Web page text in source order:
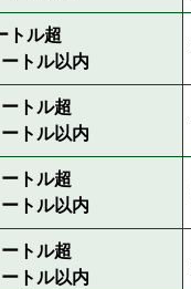
トル超
トル以内
トル超
トル以内
トル超
トル以内
トル超
トル以内